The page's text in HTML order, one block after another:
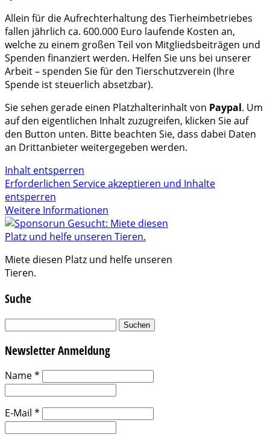
Allein für die Aufrechterhaltung des Tierheimbetriebes
fallen jährlich ca. 600.000 Euro laufende Kosten an,
welche zu einem großen Teil von Mitgliedsbeiträgen und
Spenden finanziert werden. Helfen Sie uns bei unserer
Arbeit – spenden Sie für den Tierschutzverein (Ihre
Spende ist steuerlich absetzbar).
Sie sehen gerade einen Platzhalterinhalt von Paypal. Um
auf den eigentlichen Inhalt zuzugreifen, klicken Sie auf
den Button unten. Bitte beachten Sie, dass dabei Daten
an Drittanbieter weitergegeben werden.
Inhalt entsperren
Erforderlichen Service akzeptieren und Inhalte
entsperren
Weitere Informationen
Miete diesen Platz und helfe unseren
Tieren.
Suche
Suchen
Newsletter Anmeldung
Name*
E-Mail *